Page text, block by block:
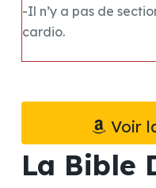
-Il n’y a pas de
cardio.
Voir
La Bible